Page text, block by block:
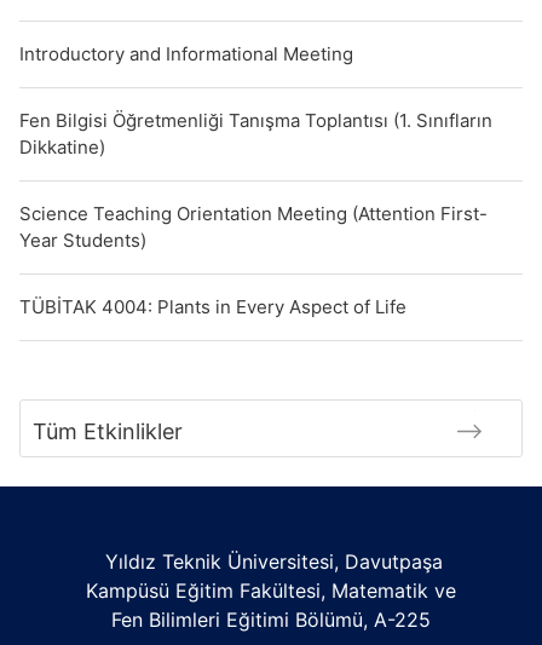
Introductory and Informational Meeting
Fen Bilgisi Öğretmenliği Tanışma Toplantısı (1. Sınıfların
Dikkatine)
Science Teaching Orientation Meeting (Attention First-
Year Students)
TÜBİTAK 4004: Plants in Every Aspect of Life
Tüm Etkinlikler
Yıldız Teknik Üniversitesi, Davutpaşa
Kampüsü Eğitim Fakültesi, Matematik ve
Fen Bilimleri Eğitimi Bölümü, A-225